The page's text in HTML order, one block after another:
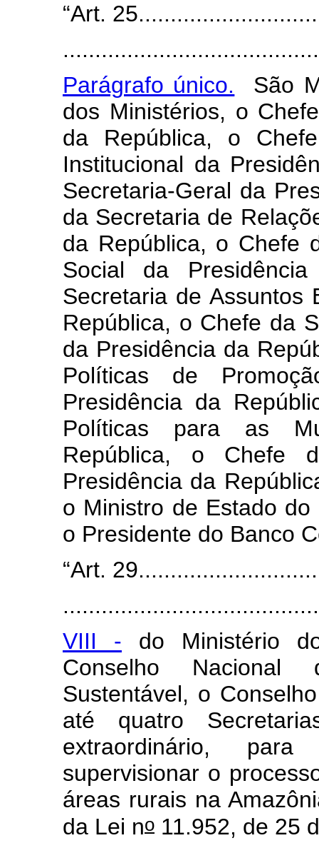
“Art.
Parágrafo único. São
dos Ministérios, o
da República, o
Institucional da
Secretaria-Geral da
da Secretaria de
da República, o Chefe
Social da
Secretaria de Assuntos
República, o Chefe da
da Presidência da
Políticas de
Presidência da
Políticas para as
República, o Chefe
Presidência da
o Ministro de Estado
o Presidente do Banco
“Art.
VIII - do Ministério
Conselho Nacional
Sustentável, o
até quatro
extraordinário,
supervisionar o
áreas rurais na
da Lei no 11.952, de 25